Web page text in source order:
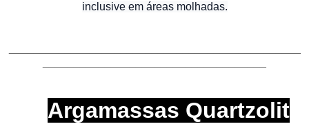
inclusive em áreas molhadas.
Argamassas Quartzolit